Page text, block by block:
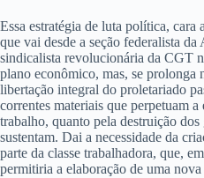
Essa estratégia de luta política,
que vai desde a seção federalista
sindicalista revolucionária da CGT
plano econômico, mas, se prolonga
libertação integral do proletariado
correntes materiais que perpetuam
trabalho, quanto pela destruição
sustentam. Dai a necessidade da
parte da classe trabalhadora, que,
permitiria a elaboração de uma